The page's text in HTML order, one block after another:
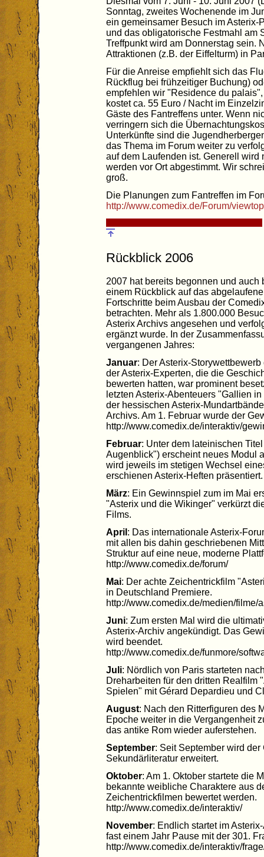
Sonntag, zweites Wochenende im
ein gemeinsamer Besuch im
und das obligatorische Festmahl am
Treffpunkt wird am Donnerstag sein.
Attraktionen (z.B. der Eiffelturm) in
Für die Anreise empfiehlt sich das
Rückflug bei frühzeitiger Buchung)
empfehlen wir "Residence du
kostet ca. 55 Euro / Nacht im
Gäste des Fantreffens unter. Wenn
verringern sich die
Unterkünfte sind die
das Thema im Forum weiter zu
auf dem Laufenden ist. Generell wird
werden vor Ort abgestimmt. Wir
groß.
Die Planungen zum Fantreffen im
http://www.comedix.de/Forum/
Rückblick 2006
2007 hat bereits begonnen und
einem Rückblick auf das
Fortschritte beim Ausbau der
betrachten. Mehr als 1.800.000
Asterix Archivs angesehen und
ergänzt wurde. In der
vergangenen Jahres:
Januar: Der Asterix-
der Asterix-Experten, die die
bewerten hatten, war prominent
letzten Asterix-Abenteuers "Gallien
der hessischen Asterix-
Archivs. Am 1. Februar wurde der
http://www.comedix.de/interaktiv/
Februar: Unter dem lateinischen
Augenblick") erscheint neues Modul
wird jeweils im stetigen Wechsel
erschienen Asterix-Heften präsentiert.
März: Ein Gewinnspiel zum im Mai
"Asterix und die Wikinger" verkürzt
Films.
April : Das internationale Asterix-
mit allen bis dahin geschriebenen
Struktur auf eine neue, moderne
http://www.comedix.de/forum/
Mai: Der achte Zeichentrickfilm
in Deutschland Premiere.
http://www.comedix.de/medien/
Juni: Zum ersten Mal wird die
Asterix-Archiv angekündigt. Das
wird beendet.
http://www.comedix.de/funmore/
Juli: Nördlich von Paris starteten
Dreharbeiten für den dritten Realfilm
Spielen" mit Gérard Depardieu und
August: Nach den Ritterfiguren des
Epoche weiter in die Vergangenheit
das antike Rom wieder auferstehen.
September: Seit September wird
Sekundärliteratur erweitert.
Oktober: Am 1. Oktober startete die
bekannte weibliche Charaktere aus
Zeichentrickfilmen bewertet werden.
http://www.comedix.de/interaktiv/
November: Endlich startet im
fast einem Jahr Pause mit der 301.
http://www.comedix.de/interaktiv/